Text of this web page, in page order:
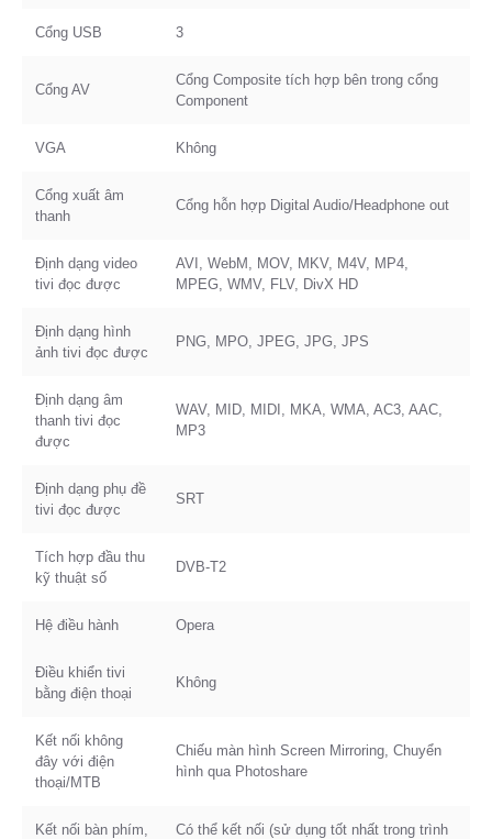
Cổng USB 3
Cổng AV
Cổng Composite tích hợp bên trong cổng
Component
VGA Không
Cổng xuất âm
thanh
Cổng hỗn hợp Digital Audio/Headphone out
Định dạng video
tivi đọc được
AVI, WebM, MOV, MKV, M4V, MP4,
MPEG, WMV, FLV, DivX HD
Định dạng hình
ảnh tivi đọc được
PNG, MPO, JPEG, JPG, JPS
Định dạng âm
thanh tivi đọc
được
WAV, MID, MIDI, MKA, WMA, AC3, AAC,
MP3
Định dạng phụ đề
tivi đọc được
SRT
Tích hợp đầu thu
kỹ thuật số
DVB-T2
Hệ điều hành Opera
Điều khiển tivi
bằng điện thoại
Không
Kết nối không
đây với điện
thoại/MTB
Chiếu màn hình Screen Mirroring, Chuyển
hình qua Photoshare
Kết nối bàn phím,
Có thể kết nối (sử dụng tốt nhất trong trình